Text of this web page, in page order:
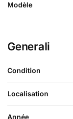
Modèle
Generali
Condition
Localisation
Année